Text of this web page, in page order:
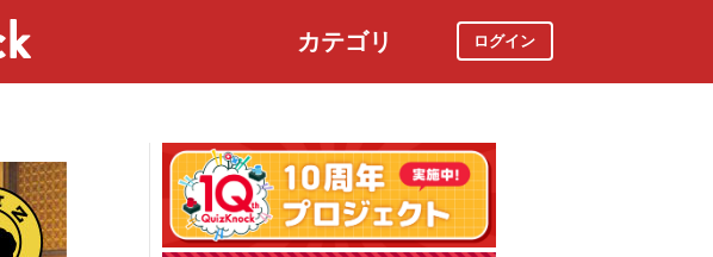
カテゴリ ログイン